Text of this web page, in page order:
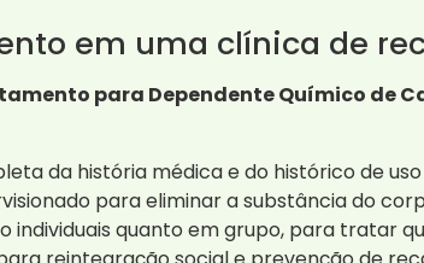
em uma clínica de
para Dependente Químico de
da história médica e do histórico de
para eliminar a substância do
individuais quanto em grupo, para tratar